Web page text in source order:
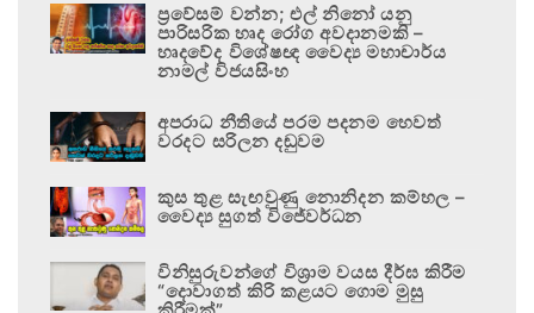
ප්‍රවේසම් වන්න; එල් නිනෝ යනු
පාරිසරික හෘද රෝග අවදානමකි –
හෘදවේද විශේෂඥ වෛද්‍ය මහාචාර්ය
නාමල් විජයසිංහ
අපරාධ නීතියේ පරම පදනම හෙවත්
වරදට සරිලන දඬුවම
කුස තුළ සැඟවුණු නොනිදන කම්හල –
වෛද්‍ය සුගත් විජේවර්ධන
විනිසුරුවන්ගේ විශ්‍රාම වයස දීර්ඝ කිරීම
“දොවාගත් කිරි කළයට ගොම මුසු